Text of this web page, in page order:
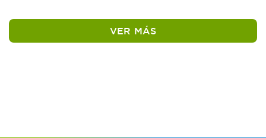
VER MÁS